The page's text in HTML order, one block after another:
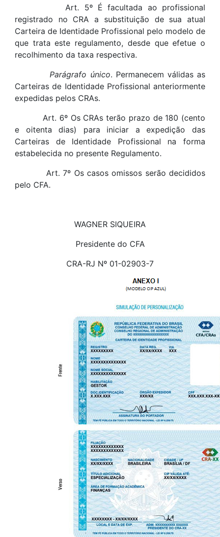
Art. 5º É facultada ao profissional
registrado no CRA a substituição de sua atual
Carteira de Identidade Profissional pelo modelo de
que trata este regulamento, desde que efetue o
recolhimento da taxa respectiva.
Parágrafo único. Permanecem válidas as
Carteiras de Identidade Profissional anteriormente
expedidas pelos CRAs.
Art. 6º Os CRAs terão prazo de 180 (cento
e oitenta dias) para iniciar a expedição das
Carteiras de Identidade Profissional na forma
estabelecida no presente Regulamento.
Art. 7º Os casos omissos serão decididos
pelo CFA.
WAGNER SIQUEIRA
Presidente do CFA
CRA-RJ Nº 01-02903-7